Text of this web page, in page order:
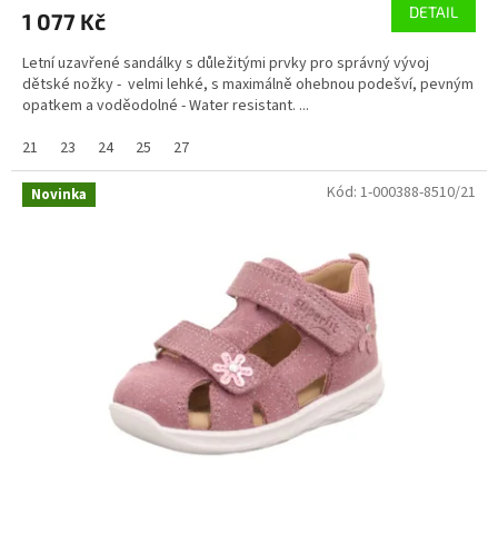
1 077 Kč DETAIL
Letní uzavřené sandálky s důležitými prvky pro správný vývoj
dětské nožky - velmi lehké, s maximálně ohebnou podešví, pevným
opatkem a voděodolné - Water resistant. ...
21
23 24 25 27
Novinka Kód: 1-000388-8510/21